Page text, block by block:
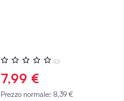
Valutazione:
0%
(0)
7,99 €
Prezzo normale: 8,39 €